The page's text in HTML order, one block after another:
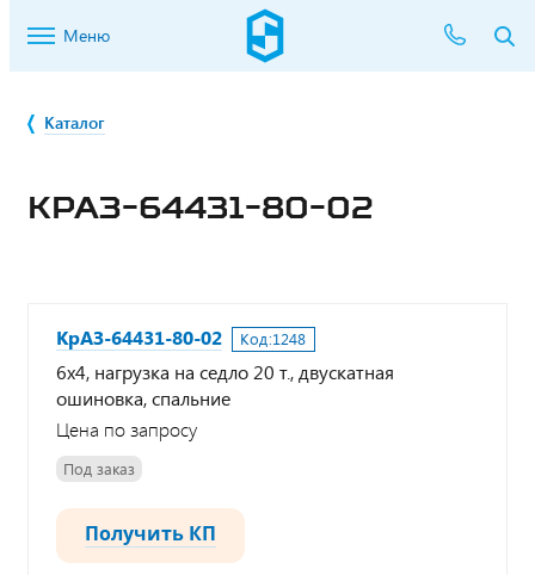
Меню
Каталог
КРАЗ-64431-80-02
КрАЗ-64431-80-02 Код:1248
6х4, нагрузка на седло 20 т., двускатная
ошиновка, спальние
Цена по запросу
Под заказ
Получить КП